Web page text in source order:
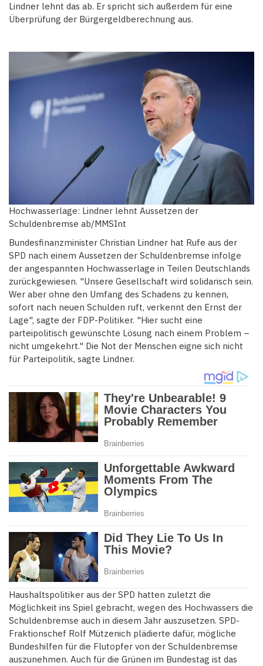
Lindner lehnt das ab. Er spricht sich außerdem für eine
Überprüfung der Bürgergeldberechnung aus.
Hochwasserlage: Lindner lehnt Aussetzen der
Schuldenbremse ab/MMSInt
Bundesfinanzminister Christian Lindner hat Rufe aus der
SPD nach einem Aussetzen der Schuldenbremse infolge
der angespannten Hochwasserlage in Teilen Deutschlands
zurückgewiesen. "Unsere Gesellschaft wird solidarisch sein.
Wer aber ohne den Umfang des Schadens zu kennen,
sofort nach neuen Schulden ruft, verkennt den Ernst der
Lage", sagte der FDP-Politiker. "Hier sucht eine
parteipolitisch gewünschte Lösung nach einem Problem –
nicht umgekehrt." Die Not der Menschen eigne sich nicht
für Parteipolitik, sagte Lindner.
Haushaltspolitiker aus der SPD hatten zuletzt die
Möglichkeit ins Spiel gebracht, wegen des Hochwassers die
Schuldenbremse auch in diesem Jahr auszusetzen. SPD-
Fraktionschef Rolf Mützenich plädierte dafür, mögliche
Bundeshilfen für die Flutopfer von der Schuldenbremse
auszunehmen. Auch für die Grünen im Bundestag ist das